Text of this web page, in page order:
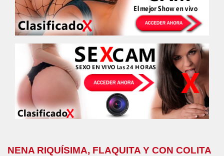
NENA RIQUÍSIMA, FLAQUITA Y CON COLITA